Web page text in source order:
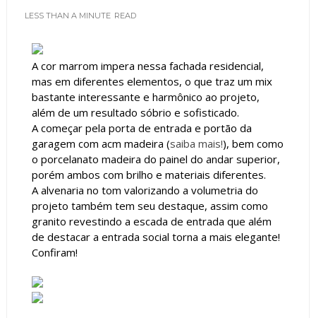
LESS THAN A MINUTE READ
A cor marrom impera nessa fachada residencial,
mas em diferentes elementos, o que traz um mix
bastante interessante e harmônico ao projeto,
além de um resultado sóbrio e sofisticado.
A começar pela porta de entrada e portão da
garagem com acm madeira (saiba mais!), bem como
o porcelanato madeira do painel do andar superior,
porém ambos com brilho e materiais diferentes.
A alvenaria no tom valorizando a volumetria do
projeto também tem seu destaque, assim como
granito revestindo a escada de entrada que além
de destacar a entrada social torna a mais elegante!
Confiram!